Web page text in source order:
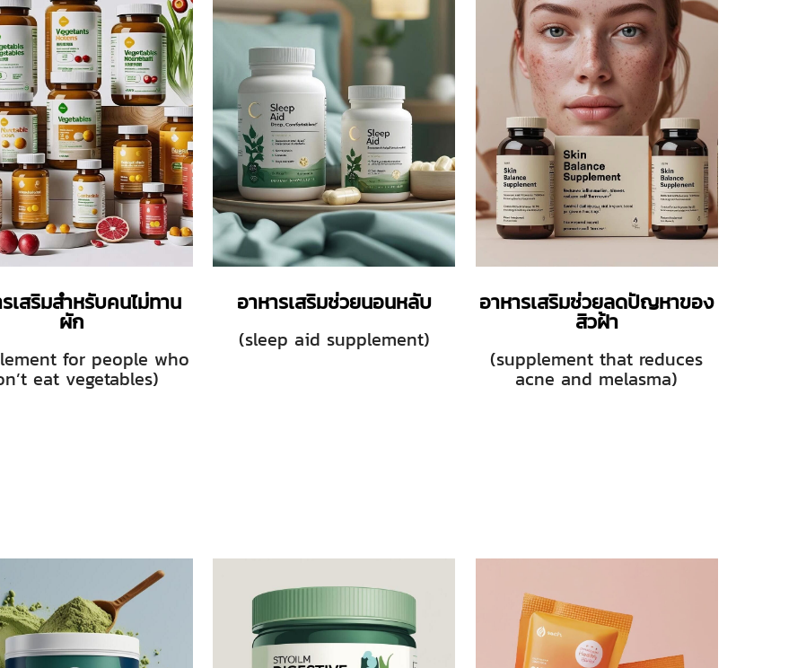
เสริมสำหรับคนไม่ทาน
ผัก
for people who
eat vegetables)
อาหารเสริมช่วยนอนหลับ
(sleep aid supplement)
อาหารเสริมช่วยลดปัญหาของ
สิวฝ้า
(supplement that reduces
acne and melasma)